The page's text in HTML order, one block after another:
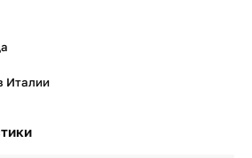
Италии